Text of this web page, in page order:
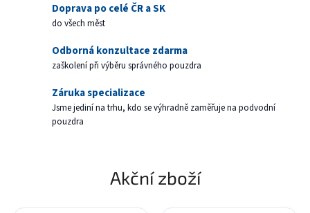
Doprava po celé ČR a SK
do všech měst
Odborná konzultace zdarma
zaškolení při výběru správného pouzdra
Záruka specializace
Jsme jediní na trhu, kdo se výhradně zaměřuje na podvodní
pouzdra
Akční zboží